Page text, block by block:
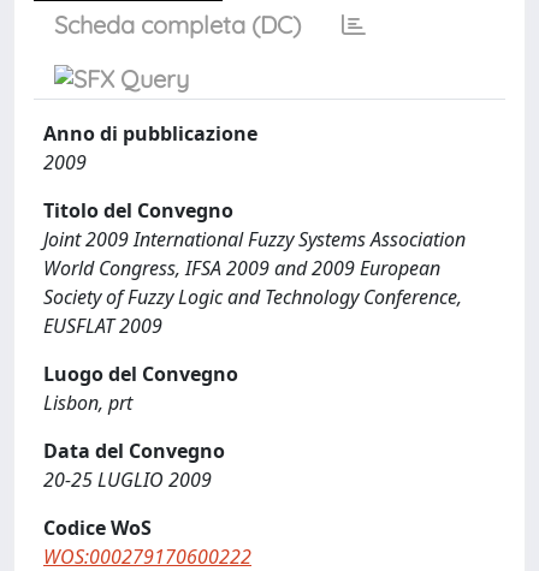
Scheda completa (DC)
Anno di pubblicazione
2009
Titolo del Convegno
Joint 2009 International Fuzzy Systems Association
World Congress, IFSA 2009 and 2009 European
Society of Fuzzy Logic and Technology Conference,
EUSFLAT 2009
Luogo del Convegno
Lisbon, prt
Data del Convegno
20-25 LUGLIO 2009
Codice WoS
WOS:000279170600222